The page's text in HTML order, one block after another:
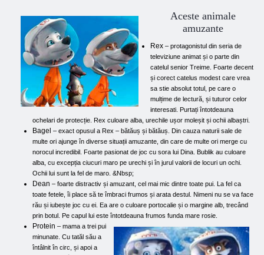
Aceste animale
amuzante
Rex – protagonistul din seria de
televiziune animat și o parte din
catelul senior Treime. Foarte decent
și corect catelus modest care vrea
sa stie absolut totul, pe care o
mulțime de lectură, și tuturor celor
interesati. Purtați întotdeauna
ochelari de protecție. Rex culoare alba, urechile ușor moleșit și ochii albaștri.
Bagel – exact opusul a Rex – bătăuș și bătăuș. Din cauza naturii sale de
multe ori ajunge în diverse situații amuzante, din care de multe ori merge cu
norocul incredibil. Foarte pasionat de joc cu sora lui Dina. Bublik au culoare
alba, cu excepția ciucuri maro pe urechi și în jurul valorii de locuri un ochi.
Ochii lui sunt la fel de maro. &Nbsp;
Dean – foarte distractiv și amuzant, cel mai mic dintre toate pui. La fel ca
toate fetele, îi place să te îmbraci frumos și arata destul. Nimeni nu se va face
rău și iubește joc cu ei. Ea are o culoare portocalie și o margine alb, trecând
prin botul. Pe capul lui este întotdeauna frumos funda mare rosie.
Protein – mama a trei pui
minunate. Cu tatăl său a
întâlnit în circ, și apoi a